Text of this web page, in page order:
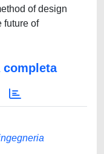
of design
future of
completa